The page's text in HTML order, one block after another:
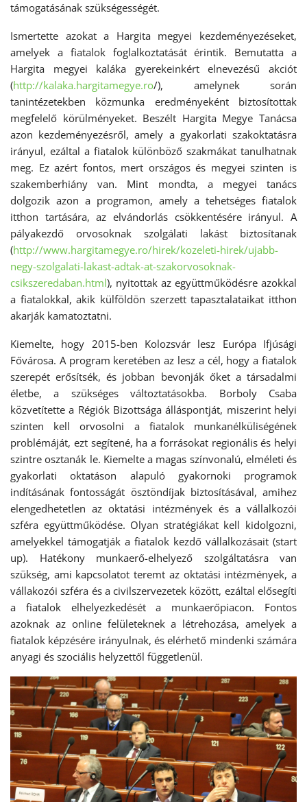
támogatásának szükségességét.
Ismertette azokat a Hargita megyei kezdeményezéseket,
amelyek a fiatalok foglalkoztatását érintik. Bemutatta a
Hargita megyei kaláka gyerekeinkért elnevezésű akciót
(http://kalaka.hargitamegye.ro/), amelynek során
tanintézetekben közmunka eredményeként biztosítottak
megfelelő körülményeket. Beszélt Hargita Megye Tanácsa
azon kezdeményezésről, amely a gyakorlati szakoktatásra
irányul, ezáltal a fiatalok különböző szakmákat tanulhatnak
meg. Ez azért fontos, mert országos és megyei szinten is
szakemberhiány van. Mint mondta, a megyei tanács
dolgozik azon a programon, amely a tehetséges fiatalok
itthon tartására, az elvándorlás csökkentésére irányul. A
pályakezdő orvosoknak szolgálati lakást biztosítanak
(http://www.hargitamegye.ro/hirek/kozeleti-hirek/ujabb-
negy-szolgalati-lakast-adtak-at-szakorvosoknak-
csikszeredaban.html), nyitottak az együttműködésre azokkal
a fiatalokkal, akik külföldön szerzett tapasztalataikat itthon
akarják kamatoztatni.
Kiemelte, hogy 2015-ben Kolozsvár lesz Európa Ifjúsági
Fővárosa. A program keretében az lesz a cél, hogy a fiatalok
szerepét erősítsék, és jobban bevonják őket a társadalmi
életbe, a szükséges változtatásokba. Borboly Csaba
közvetítette a Régiók Bizottsága álláspontját, miszerint helyi
szinten kell orvosolni a fiatalok munkanélküliségének
problémáját, ezt segítené, ha a forrásokat regionális és helyi
szintre osztanák le. Kiemelte a magas színvonalú, elméleti és
gyakorlati oktatáson alapuló gyakornoki programok
indításának fontosságát ösztöndíjak biztosításával, amihez
elengedhetetlen az oktatási intézmények és a vállalkozói
szféra együttműködése. Olyan stratégiákat kell kidolgozni,
amelyekkel támogatják a fiatalok kezdő vállalkozásait (start
up). Hatékony munkaerő-elhelyező szolgáltatásra van
szükség, ami kapcsolatot teremt az oktatási intézmények, a
vállakozói szféra és a civilszervezetek között, ezáltal elősegíti
a fiatalok elhelyezkedését a munkaerőpiacon. Fontos
azoknak az online felületeknek a létrehozása, amelyek a
fiatalok képzésére irányulnak, és elérhető mindenki számára
anyagi és szociális helyzettől függetlenül.